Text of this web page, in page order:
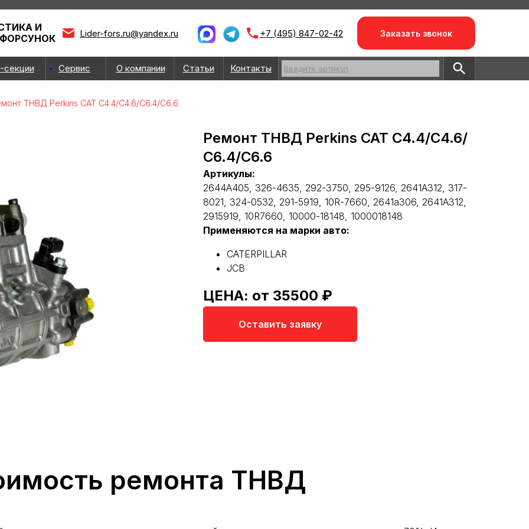
Контакты
О компании
Сервис
секции Статьи
Lider-fors.ru@yandex.ru +7 (495) 847-02-42 Заказать звонок
И
Введите артикул
ТНВД Perkins CAT С4.4/С4.6/С6.4/С6.6
Ремонт ТНВД Perkins CAT С4.4/С4.6/
С6.4/С6.6
Артикулы:
2644A405, 326-4635, 292-3750, 295-9126, 2641А312, 317-
8021, 324-0532, 291-5919, 10R-7660, 2641а306, 2641A312,
2915919, 10R7660, 10000-18148, 1000018148
Применяются на марки авто:
CATERPILLAR
JCB
ЦЕНА: от 35500 ₽
Оставить заявку
ремонта ТНВД